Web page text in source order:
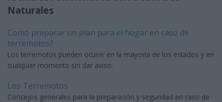
Naturales
Como preparar un plan para el hogar en caso de
terremotos?
Los terremotos pueden ocurrir en la mayoría de los estados y en
cualquier momento sin dar aviso.
Los Terremotos
Consejos generales para la preparación y seguridad en caso de